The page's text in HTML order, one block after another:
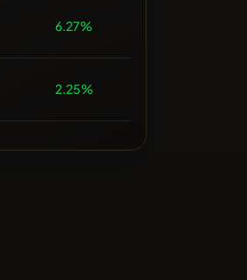
6.27%
2.25%